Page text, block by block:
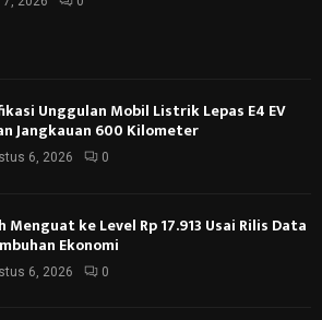
Unggulan Mobil Listrik Lepas E4 EV
Jangkauan 600 Kilometer
6, 2026 0
Menguat ke Level Rp 17.913 Usai Rilis Data
Ekonomi
6, 2026 0